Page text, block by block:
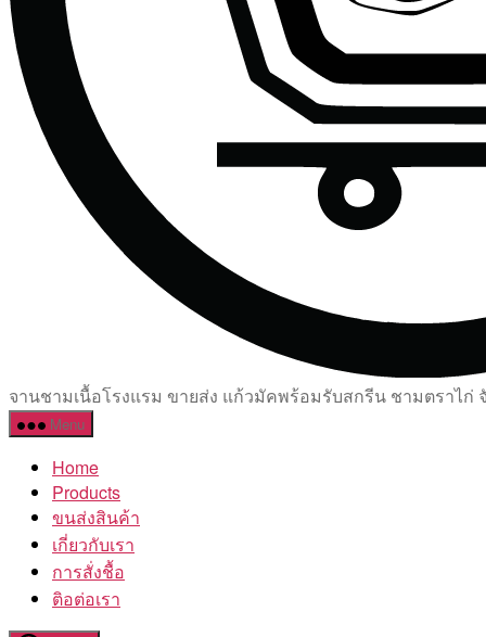
จานชามเนื้อโรงแรม ขายส่ง แก้วมัคพร้อมรับสกรีน ชามตราไก่
Menu
Home
Products
ขนส่งสินค้า
เกี่ยวกับเรา
การสั่งชื้อ
ติอต่อเรา